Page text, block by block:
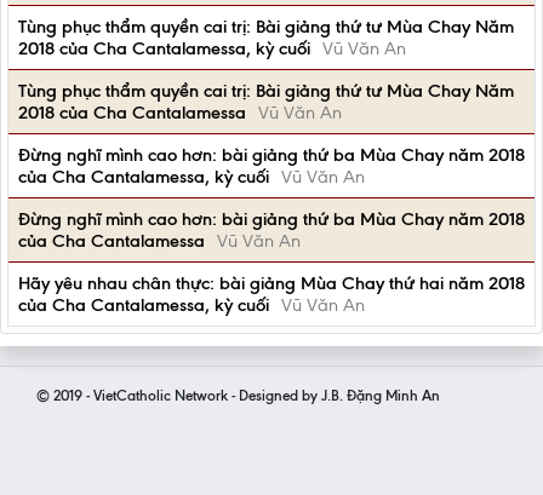
Tùng phục thẩm quyền cai trị: Bài giảng thứ tư Mùa Chay Năm
2018 của Cha Cantalamessa, kỳ cuối Vũ Văn An
Tùng phục thẩm quyền cai trị: Bài giảng thứ tư Mùa Chay Năm
2018 của Cha Cantalamessa
Vũ Văn An
Đừng nghĩ mình cao hơn: bài giảng thứ ba Mùa Chay năm 2018
của Cha Cantalamessa, kỳ cuối Vũ Văn An
Đừng nghĩ mình cao hơn: bài giảng thứ ba Mùa Chay năm 2018
của Cha Cantalamessa
Vũ Văn An
Hãy yêu nhau chân thực: bài giảng Mùa Chay thứ hai năm 2018
của Cha Cantalamessa, kỳ cuối Vũ Văn An
© 2019 - VietCatholic Network - Designed by J.B. Đặng Minh An